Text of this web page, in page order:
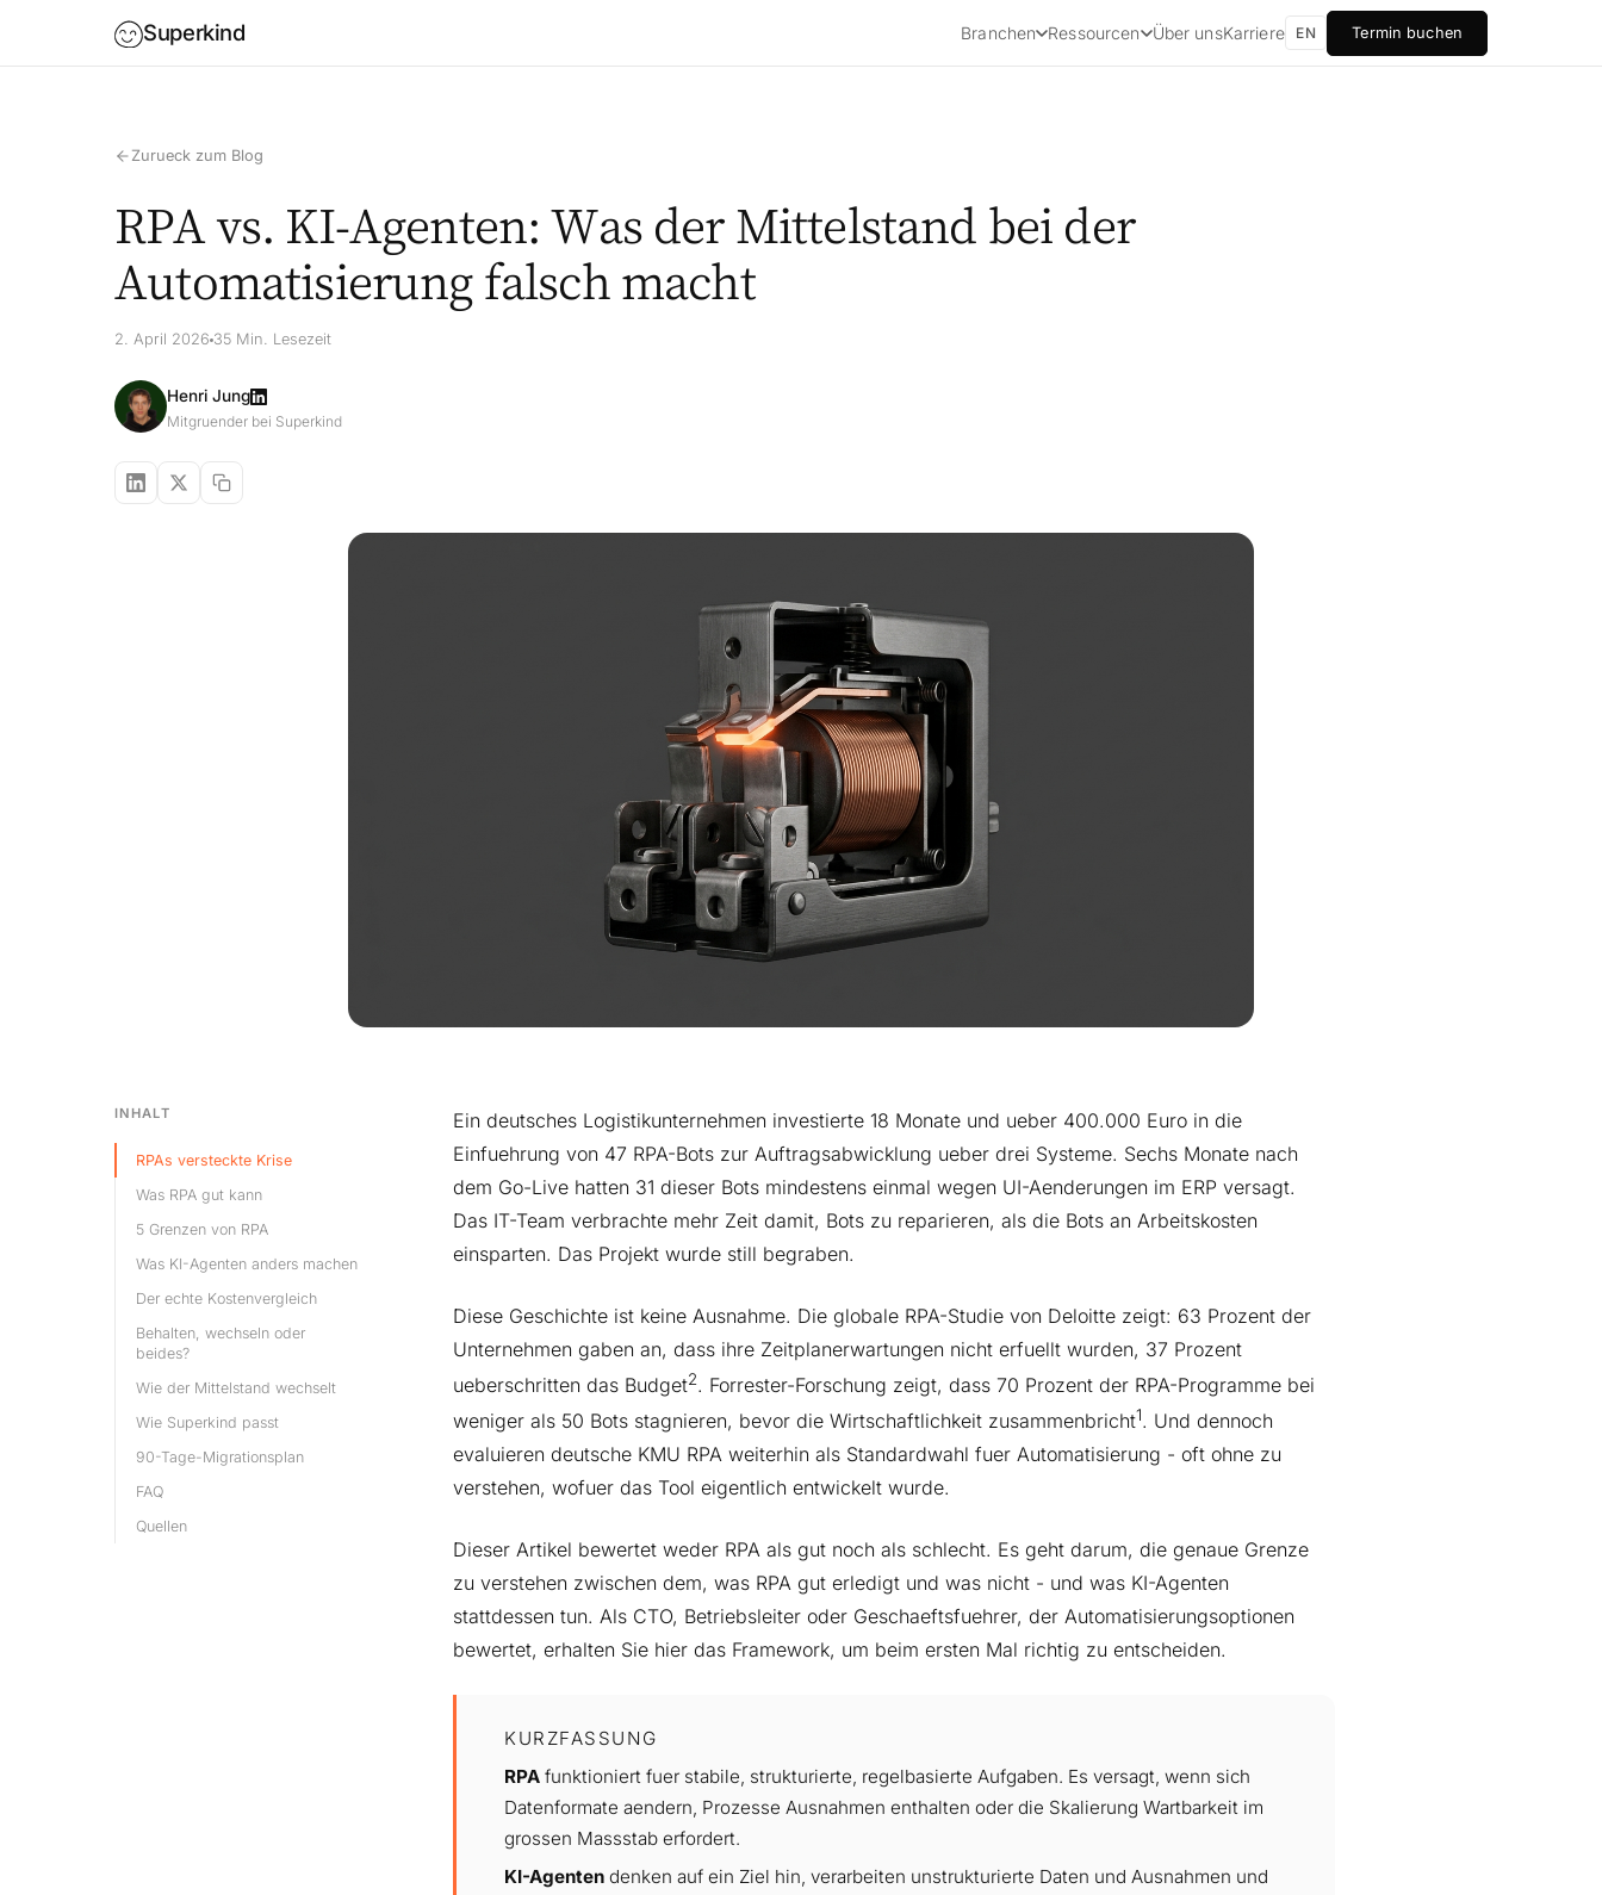
Superkind Branchen Ressourcen Über unsKarriere EN Termin buchen
Zurueck zum Blog
RPA vs. KI-Agenten: Was der Mittelstand bei der
Automatisierung falsch macht
2. April 2026 35 Min. Lesezeit
Henri Jung
Mitgruender bei Superkind
INHALT
RPAs versteckte Krise
Was RPA gut kann
5 Grenzen von RPA
Was KI-Agenten anders machen
Der echte Kostenvergleich
Behalten, wechseln oder
beides?
Wie der Mittelstand wechselt
Wie Superkind passt
90-Tage-Migrationsplan
FAQ
Quellen
Ein deutsches Logistikunternehmen investierte 18 Monate und ueber 400.000 Euro in die
Einfuehrung von 47 RPA-Bots zur Auftragsabwicklung ueber drei Systeme. Sechs Monate nach
dem Go-Live hatten 31 dieser Bots mindestens einmal wegen UI-Aenderungen im ERP versagt.
Das IT-Team verbrachte mehr Zeit damit, Bots zu reparieren, als die Bots an Arbeitskosten
einsparten. Das Projekt wurde still begraben.
Diese Geschichte ist keine Ausnahme. Die globale RPA-Studie von Deloitte zeigt: 63 Prozent der
Unternehmen gaben an, dass ihre Zeitplanerwartungen nicht erfuellt wurden, 37 Prozent
ueberschritten das Budget2. Forrester-Forschung zeigt, dass 70 Prozent der RPA-Programme bei
weniger als 50 Bots stagnieren, bevor die Wirtschaftlichkeit zusammenbricht1. Und dennoch
evaluieren deutsche KMU RPA weiterhin als Standardwahl fuer Automatisierung - oft ohne zu
verstehen, wofuer das Tool eigentlich entwickelt wurde.
Dieser Artikel bewertet weder RPA als gut noch als schlecht. Es geht darum, die genaue Grenze
zu verstehen zwischen dem, was RPA gut erledigt und was nicht - und was KI-Agenten
stattdessen tun. Als CTO, Betriebsleiter oder Geschaeftsfuehrer, der Automatisierungsoptionen
bewertet, erhalten Sie hier das Framework, um beim ersten Mal richtig zu entscheiden.
KURZFASSUNG
RPA funktioniert fuer stabile, strukturierte, regelbasierte Aufgaben. Es versagt, wenn sich
Datenformate aendern, Prozesse Ausnahmen enthalten oder die Skalierung Wartbarkeit im
grossen Massstab erfordert.
KI-Agenten denken auf ein Ziel hin, verarbeiten unstrukturierte Daten und Ausnahmen und